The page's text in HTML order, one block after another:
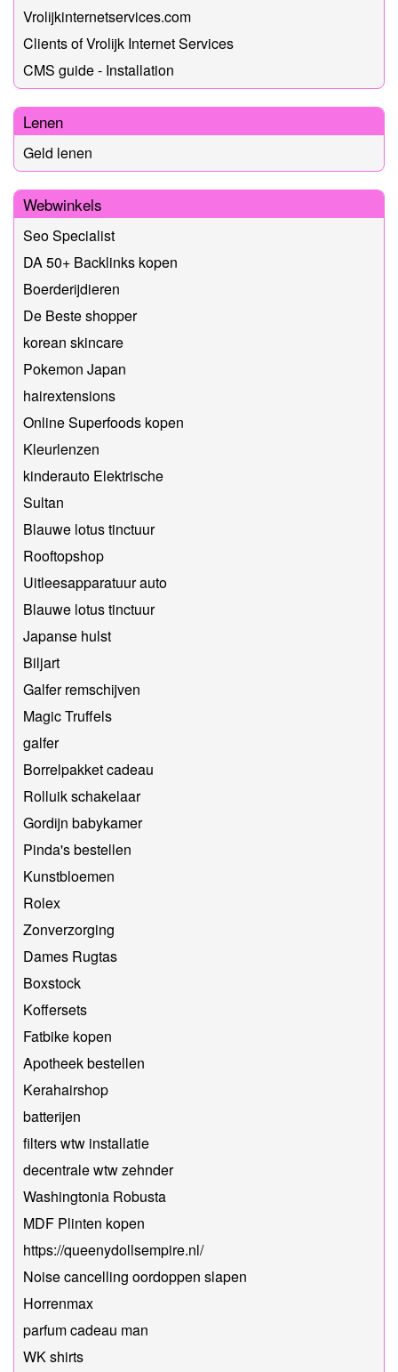
Vrolijkinternetservices.com
Clients of Vrolijk Internet Services
CMS guide - Installation
Lenen
Geld lenen
Webwinkels
Seo Specialist
DA 50+ Backlinks kopen
Boerderijdieren
De Beste shopper
korean skincare
Pokemon Japan
hairextensions
Online Superfoods kopen
Kleurlenzen
kinderauto Elektrische
Sultan
Blauwe lotus tinctuur
Rooftopshop
Uitleesapparatuur auto
Blauwe lotus tinctuur
Japanse hulst
Biljart
Galfer remschijven
Magic Truffels
galfer
Borrelpakket cadeau
Rolluik schakelaar
Gordijn babykamer
Pinda's bestellen
Kunstbloemen
Rolex
Zonverzorging
Dames Rugtas
Boxstock
Koffersets
Fatbike kopen
Apotheek bestellen
Kerahairshop
batterijen
filters wtw installatie
decentrale wtw zehnder
Washingtonia Robusta
MDF Plinten kopen
https://queenydollsempire.nl/
Noise cancelling oordoppen slapen
Horrenmax
parfum cadeau man
WK shirts